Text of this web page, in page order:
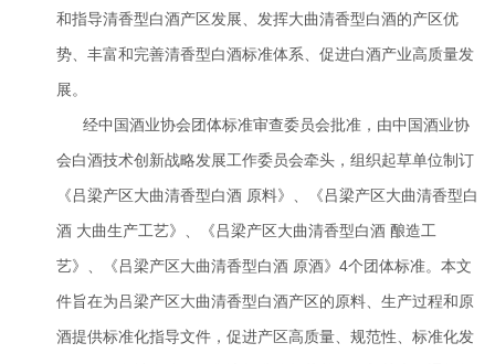
和指导清香型白酒产区发展、发挥大曲清香型白酒的产区优
势、丰富和完善清香型白酒标准体系、促进白酒产业高质量发
展。
经中国酒业协会团体标准审查委员会批准，由中国酒业协
会白酒技术创新战略发展工作委员会牵头，组织起草单位制订
《吕梁产区大曲清香型白酒 原料》、《吕梁产区大曲清香型白
酒 大曲生产工艺》、《吕梁产区大曲清香型白酒 酿造工
艺》、《吕梁产区大曲清香型白酒 原酒》4个团体标准。本文
件旨在为吕梁产区大曲清香型白酒产区的原料、生产过程和原
酒提供标准化指导文件，促进产区高质量、规范性、标准化发